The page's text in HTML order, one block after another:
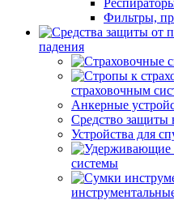
Фильтры,
падения
страховочным
Анкерные
Средство защиты
Устройства для
системы